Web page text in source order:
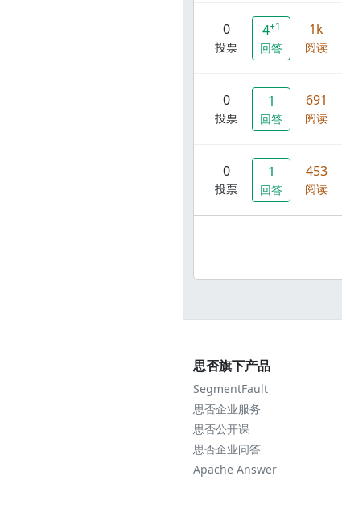
0
投票
4+1
回答
1k
阅读
0
投票
1
回答
691
阅读
0
投票
1
回答
453
阅读
思否旗下产品
SegmentFault
思否企业服务
思否公开课
思否企业问答
Apache Answer